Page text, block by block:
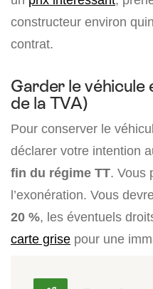
constructeur environ
contrat.
Garder le véhicule
de la TVA)
Pour conserver le
déclarer votre intention
fin du régime TT. Vous
l’exonération. Vous
20 %, les éventuels
carte grise pour une